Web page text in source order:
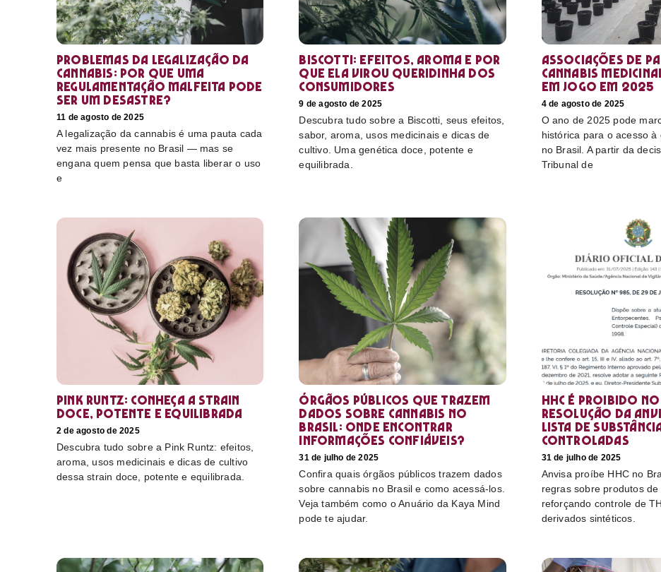
Problemas da legalização da
cannabis: por que uma
regulamentação malfeita pode
ser um desastre?
11 de agosto de 2025
A legalização da cannabis é uma pauta cada
vez mais presente no Brasil — mas se
engana quem pensa que basta liberar o uso
e
Biscotti: efeitos, aroma e por
que ela virou queridinha dos
consumidores
9 de agosto de 2025
Descubra tudo sobre a Biscotti, seus efeitos,
sabor, aroma, usos medicinais e dicas de
cultivo. Uma genética doce, potente e
equilibrada.
Associações de
cannabis
em jogo em 2025
4 de agosto de 2025
O ano de 2025 pode
histórica para o acesso à
no Brasil. A partir da
Tribunal de
Pink Runtz: conheça a strain
doce, potente e equilibrada
2 de agosto de 2025
Descubra tudo sobre a Pink Runtz: efeitos,
aroma, usos medicinais e dicas de cultivo
dessa strain doce, potente e equilibrada.
Órgãos públicos que trazem
dados sobre cannabis no
Brasil: onde encontrar
informações confiáveis?
31 de julho de 2025
Confira quais órgãos públicos trazem dados
sobre cannabis no Brasil e como acessá-los.
Veja também como o Anuário da Kaya Mind
pode te ajudar.
HHC é proibido
resolução da
lista de
controladas
31 de julho de 2025
Anvisa proíbe HHC no
regras sobre produtos de
reforçando controle de
derivados sintéticos.